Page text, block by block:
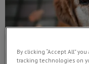
By clicking “Accept All”
tracking technologies on